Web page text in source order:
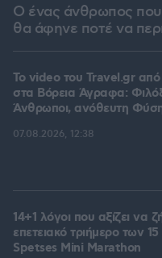
Ο ένας άνθρωπος που
θα άφηνε ποτέ να
To video του Travel.gr από
στα Βόρεια Άγραφα:
Άνθρωποι, ανόθευτη
07.08.2026, 12:38
14+1 λόγοι που αξίζει να
επετειακό τριήμερο των
Spetses Mini Marathon